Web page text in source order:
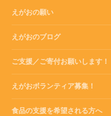
えがおの願い
えがおのブログ
ご支援／ご寄付お願いします！
えがおボランティア募集！
食品の支援を希望される方へ